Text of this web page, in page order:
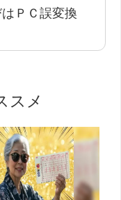
ＰＣ誤変換
スメ